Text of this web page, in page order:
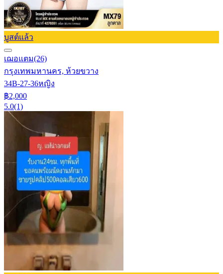
บูสต์แล้ว
เฌอแตม(26)
กรุงเทพมหานคร, ห้วยขวาง
34B-27-36หญิง
฿2,000
5.0(1)